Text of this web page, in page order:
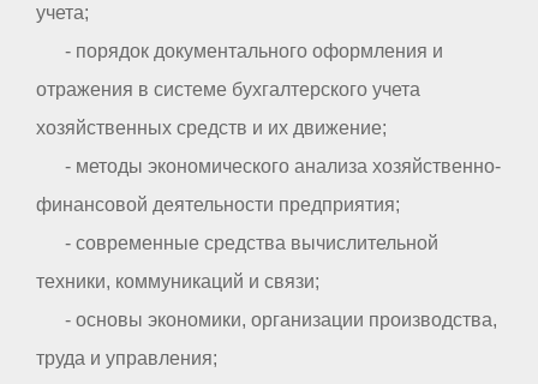
учета;
- порядок документального оформления и
отражения в системе бухгалтерского учета
хозяйственных средств и их движение;
- методы экономического анализа хозяйственно-
финансовой деятельности предприятия;
- современные средства вычислительной
техники, коммуникаций и связи;
- основы экономики, организации производства,
труда и управления;